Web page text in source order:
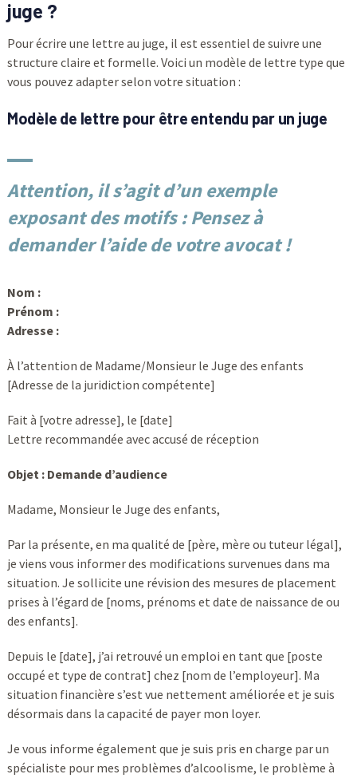
juge ?
Pour écrire une lettre au juge, il est essentiel de suivre une
structure claire et formelle. Voici un modèle de lettre type que
vous pouvez adapter selon votre situation :
Modèle de lettre pour être entendu par un juge
Attention, il s’agit d’un exemple
exposant des motifs : Pensez à
demander l’aide de votre avocat !
Nom :
Prénom :
Adresse :
À l’attention de Madame/Monsieur le Juge des enfants
[Adresse de la juridiction compétente]
Fait à [votre adresse], le [date]
Lettre recommandée avec accusé de réception
Objet : Demande d’audience
Madame, Monsieur le Juge des enfants,
Par la présente, en ma qualité de [père, mère ou tuteur légal],
je viens vous informer des modifications survenues dans ma
situation. Je sollicite une révision des mesures de placement
prises à l’égard de [noms, prénoms et date de naissance de ou
des enfants].
Depuis le [date], j’ai retrouvé un emploi en tant que [poste
occupé et type de contrat] chez [nom de l’employeur]. Ma
situation financière s’est vue nettement améliorée et je suis
désormais dans la capacité de payer mon loyer.
Je vous informe également que je suis pris en charge par un
spécialiste pour mes problèmes d’alcoolisme, le problème à